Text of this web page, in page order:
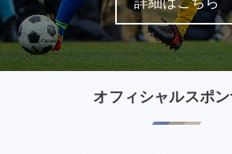
オフィシャルスポ